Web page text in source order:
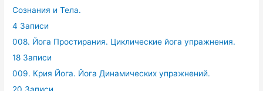
Сознания и Тела.
4 Записи
008. Йога Простирания. Циклические йога упражнения.
18 Записи
009. Крия Йога. Йога Динамических упражнений.